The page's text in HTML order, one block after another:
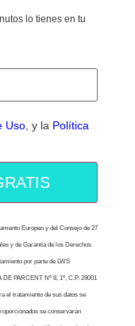
lo tienes en tu
Uso, y la Política
Europeo y del Consejo de 27
y de Garantía de los Derechos
por parte de LWS
PARCENT Nº 8, 1º, C.P. 29001
el tratamiento de sus datos se
se conservarán